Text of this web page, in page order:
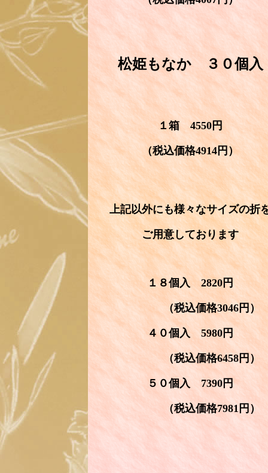
松姫もなか ３０個入
１箱 4550円
（税込価格4914円）
上記以外にも様々なサイズの折
ご用意しております
１８個入 2820円
（税込価格3046円）
４０個入 5980円
（税込価格6458円）
５０個入 7390円
（税込価格7981円）